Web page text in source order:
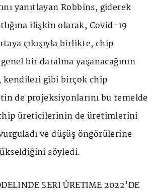
yanıtlayan Robbins, giderek
ilişkin olarak, Covid-19
çıkışıyla birlikte, chip
bir daralma yaşanacağının
kendileri gibi birçok chip
de projeksiyonlarını bu temelde
üreticilerinin de üretimlerini
ve düşüş öngörülerine
söyledi.
SERİ ÜRETİME 2022'DE